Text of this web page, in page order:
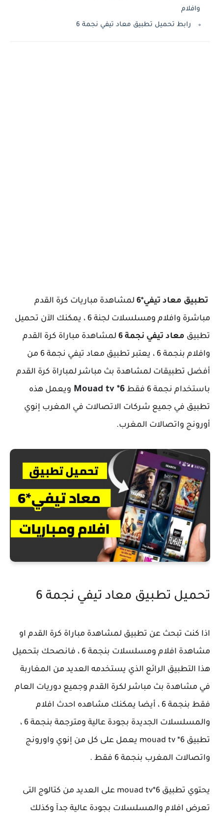
وافلام
رابط تحميل تطبيق معاد تيفي نجمة 6
تطبيق معاد تيفي*6
لمشاهدة مباريات كرة القدم
مباشرة وافلام ومسلسلات لجنة 6 ، يمكنك الآن تحميل
تطبيق معاد تيفي نجمة 6
لمشاهدة مباراة كرة القدم
وافلام بنجمة 6 ، يعتبر تطبيق معاد تيفي نجمة 6 من
أفضل تطبيقات لمشاهدة بث مباشر لمباراة كرة القدم
باستخدام نجمة 6 فقط
Mouad tv *6 ويعمل هذه
تطبيق في جميع شركات الاتصالات في المغرب إنوي
أورونج واتصالات المغرب.
تحميل تطبيق معاد تيفي نجمة 6
اذا كنت تبحث عن تطبيق لمشاهدة مباراة كرة القدم او
مشاهدة افلام ومسلسلات بنجمة 6 ، فانصحك بتحميل
هذا التطبيق الرائع الذي يستخدمه العديد من المغاربة
في مشاهدة بث مباشر لكرة القدم وجميع دوريات العام
فقط بنجمة 6 ، أيضا يمكنك مشاهده احدث افلام
والمسلسلات الجديدة بجودة عالية ومترجمة بنجمة 6 ،
تطبيق mouad tv *6 يعمل على كل من إنوي واورونج
واتصالات المغرب بنجمة 6 فقط .
يحتوي تطبيق mouad tv*6 على العديد من كتالوج التى
تعرض افلام والمسلسلات بجودة عالية جدآ وكذلك